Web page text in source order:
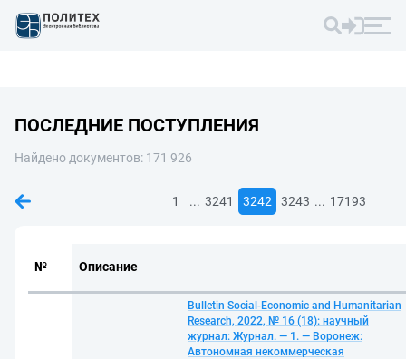
ПОСЛЕДНИЕ ПОСТУПЛЕНИЯ
Найдено документов: 171 926
1 ... 3241 3242 3243 ... 17193
№ Описание
Bulletin Social-Economic and Humanitarian
Research, 2022, № 16 (18): научный
журнал: Журнал. — 1. — Воронеж:
Автономная некоммерческая